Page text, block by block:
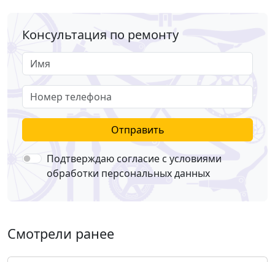
Консультация по ремонту
Имя
Номер телефона
Отправить
Подтверждаю согласие с условиями
обработки персональных данных
Смотрели ранее